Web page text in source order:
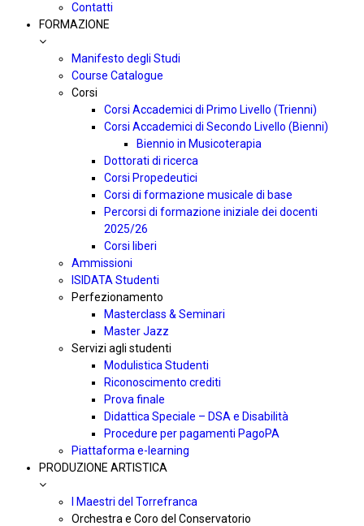
Contatti
FORMAZIONE
Manifesto degli Studi
Course Catalogue
Corsi
Corsi Accademici di Primo Livello (Trienni)
Corsi Accademici di Secondo Livello (Bienni)
Biennio in Musicoterapia
Dottorati di ricerca
Corsi Propedeutici
Corsi di formazione musicale di base
Percorsi di formazione iniziale dei docenti
2025/26
Corsi liberi
Ammissioni
ISIDATA Studenti
Perfezionamento
Masterclass & Seminari
Master Jazz
Servizi agli studenti
Modulistica Studenti
Riconoscimento crediti
Prova finale
Didattica Speciale – DSA e Disabilità
Procedure per pagamenti PagoPA
Piattaforma e-learning
PRODUZIONE ARTISTICA
I Maestri del Torrefranca
Orchestra e Coro del Conservatorio